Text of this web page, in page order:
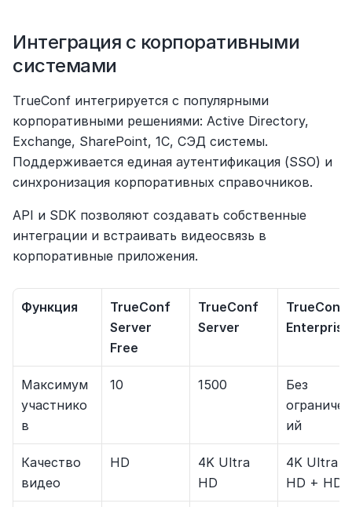
Интеграция с корпоративными
системами
TrueConf интегрируется с популярными
корпоративными решениями: Active Directory,
Exchange, SharePoint, 1С, СЭД системы.
Поддерживается единая аутентификация (SSO) и
синхронизация корпоративных справочников.
API и SDK позволяют создавать собственные
интеграции и встраивать видеосвязь в
корпоративные приложения.
Функция
TrueConf
Server
Free
TrueConf
Server
TrueConf
Enterprise
Максимум
участнико
в
10 1500
Без
ограничен
ий
Качество
видео
HD
4K Ultra
HD
4K Ultra
HD + HDR